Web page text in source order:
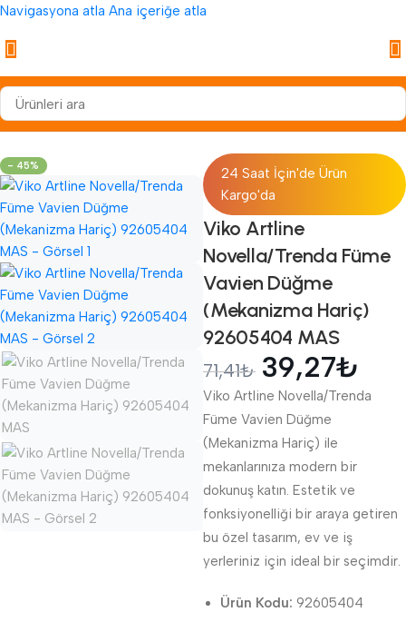
Navigasyona atla Ana içeriğe atla
Anasayfa/Anahtar Ve Prizler/Anahtarlar
- 45%
24 Saat İçin'de Ürün
Kargo'da
Viko Artline
Novella/Trenda Füme
Vavien Düğme
(Mekanizma Hariç)
92605404 MAS
71,41₺ 39,27₺
Viko Artline Novella/Trenda
Füme Vavien Düğme
(Mekanizma Hariç) ile
mekanlarınıza modern bir
dokunuş katın. Estetik ve
fonksiyonelliği bir araya getiren
bu özel tasarım, ev ve iş
yerleriniz için ideal bir seçimdir.
Ürün Kodu: 92605404